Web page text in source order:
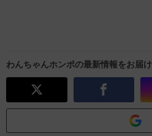
わんちゃんホンポの最新情報をお届け